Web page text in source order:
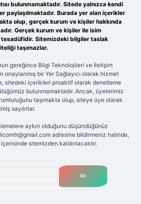
bulunmamaktadır. Sitede yalnızca kendi
paylaşılmaktadır. Burada yer alan içerikler
olup, gerçek kurum ve kişiler hakkında
Gerçek kurum ve kişiler ile isim
Sitemizdeki bilgiler taslak
taşımazlar.
gereğince Bilgi Teknolojileri ve İletişim
onaylanmış bir Yer Sağlayıcı olarak hizmet
sitedeki içerikleri proaktif olarak denetleme
bulunmamaktadır. Ancak, üyelerimiz
taşımakta olup, siteye üye olarak
sayılırlar.
aykırı olduğunu düşündüğünüz
adresine bildirmeniz halinde,
sitemizden kaldırılacaktır.